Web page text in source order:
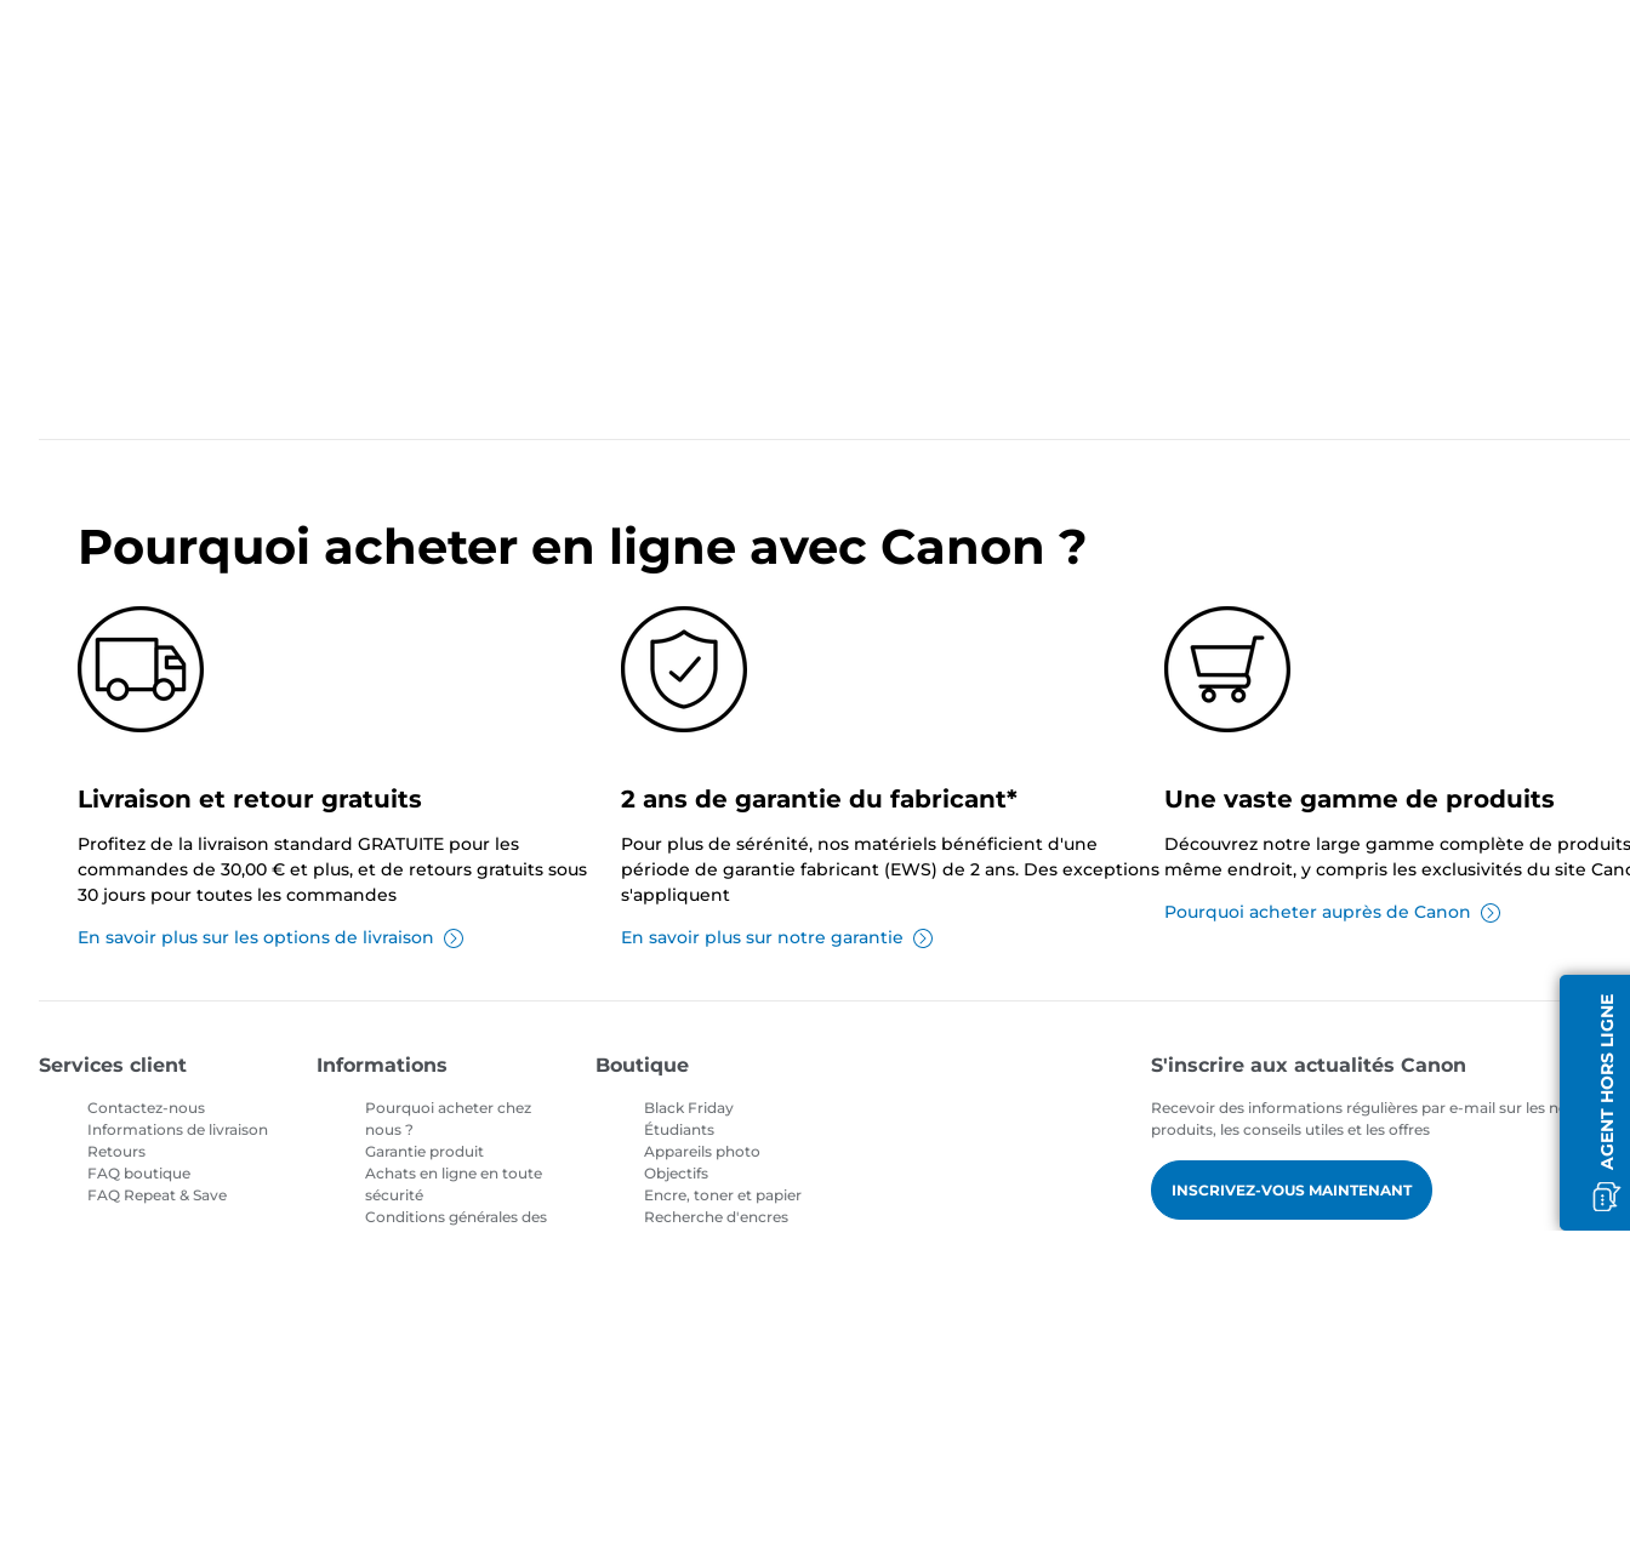
AGENT HORS LIGNE
Pourquoi acheter en ligne avec Canon ?
Livraison et retour gratuits
Profitez de la livraison standard GRATUITE pour les
commandes de 30,00 € et plus, et de retours gratuits sous
30 jours pour toutes les commandes
En savoir plus sur les options de livraison
2 ans de garantie du fabricant*
Pour plus de sérénité, nos matériels bénéficient d'une
période de garantie fabricant (EWS) de 2 ans. Des exceptions
s'appliquent
En savoir plus sur notre garantie
Une vaste gamme de produits
Découvrez notre large gamme complète de
même endroit, y compris les exclusivités du site
Pourquoi acheter auprès de Canon
Services client
Contactez-nous
Informations de livraison
Retours
FAQ boutique
FAQ Repeat & Save
Informations
Pourquoi acheter chez
nous ?
Garantie produit
Achats en ligne en toute
sécurité
Conditions générales des
Boutique
Black Friday
Étudiants
Appareils photo
Objectifs
Encre, toner et papier
Recherche d'encres
S'inscrire aux actualités Canon
Recevoir des informations régulières par e-mail sur les nouveaux
produits, les conseils utiles et les offres
INSCRIVEZ-VOUS MAINTENANT